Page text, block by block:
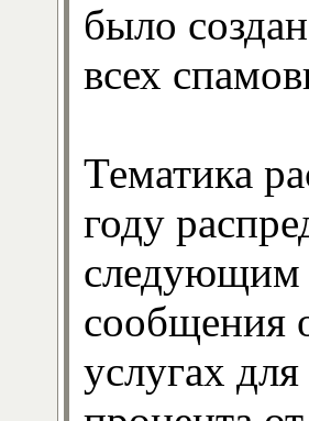
было
всех
Тематика
году
следующим
сообщения
услугах